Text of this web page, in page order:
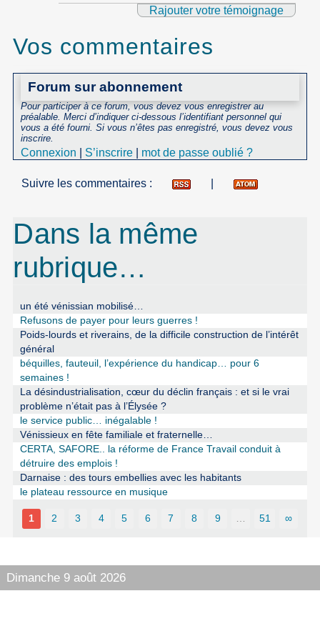
Rajouter votre témoignage
Vos commentaires
Forum sur abonnement
Pour participer à ce forum, vous devez vous enregistrer au
préalable. Merci d’indiquer ci-dessous l’identifiant personnel qui
vous a été fourni. Si vous n’êtes pas enregistré, vous devez vous
inscrire.
Connexion S’inscrire mot de passe oublié ?
Suivre les commentaires :
Dans la même
rubrique…
un été vénissian mobilisé…
Refusons de payer pour leurs guerres !
Poids-lourds et riverains, de la difficile construction de l’intérêt
général
béquilles, fauteuil, l’expérience du handicap… pour 6
semaines !
La désindustrialisation, cœur du déclin français : et si le vrai
problème n’était pas à l’Élysée ?
le service public… inégalable !
Vénissieux en fête familiale et fraternelle…
CERTA, SAFORE.. la réforme de France Travail conduit à
détruire des emplois !
Darnaise : des tours embellies avec les habitants
le plateau ressource en musique
1 2 3 4 5 6 7 8 9 51 ∞
Dimanche 9 août 2026